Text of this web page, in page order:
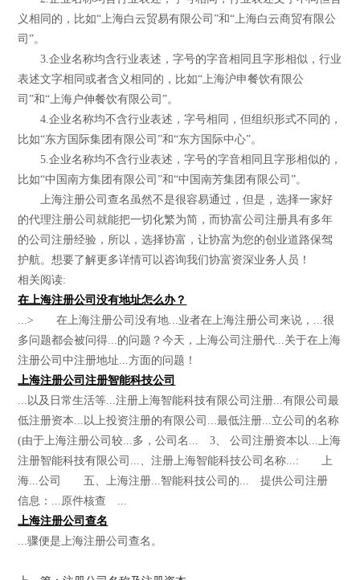
义相同的，比如“上海白云贸易有限公司”和“上海白云商贸有限公
司”。
3.企业名称均含行业表述，字号的字音相同且字形相似，行业
表述文字相同或者含义相同的，比如“上海沪申餐饮有限公
司”和“上海户伸餐饮有限公司”。
4.企业名称均不含行业表述，字号相同，但组织形式不同的，
比如“东方国际集团有限公司”和“东方国际中心”。
5.企业名称均不含行业表述，字号的字音相同且字形相似的，
比如“中国南方集团有限公司”和“中国南芳集团有限公司”。
上海注册公司查名虽然不是很容易通过，但是，选择一家好
的代理注册公司就能把一切化繁为简，而协富公司注册具有多年
的公司注册经验，所以，选择协富，让协富为您的创业道路保驾
护航。想要了解更多详情可以咨询我们协富资深业务人员！
相关阅读:
在上海注册公司没有地址怎么办？
...> 在上海注册公司没有地...业者在上海注册公司来说，...很
多问题都会被问得...的问题？今天，上海公司注册代...关于在上海
注册公司中注册地址...方面的问题！
上海注册公司注册智能科技公司
...以及日常生活等...注册上海智能科技有限公司注册...有限公司最
低注册资本...以上投资注册的有限公司...最低注册...立公司的名称
(由于上海注册公司较...多，公司名... 3、 公司注册资本以...上海
注册智能科技有限公司...、注册上海智能科技公司名称...: 上
海...公司 五、上海注册...智能科技公司的... 提供公司注册
信息：...原件核查 ...
上海注册公司查名
...骤便是上海注册公司查名。